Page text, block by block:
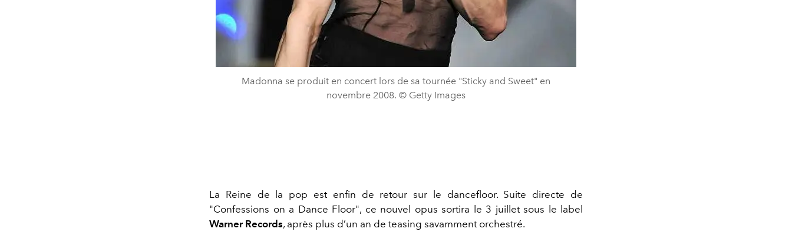
Madonna se produit en concert lors de sa tournée "Sticky and Sweet" en
novembre 2008. © Getty Images
La Reine de la pop est enfin de retour sur le dancefloor. Suite directe de
"Confessions on a Dance Floor", ce nouvel opus sortira le 3 juillet sous le label
Warner Records, après plus d’un an de teasing savamment orchestré.